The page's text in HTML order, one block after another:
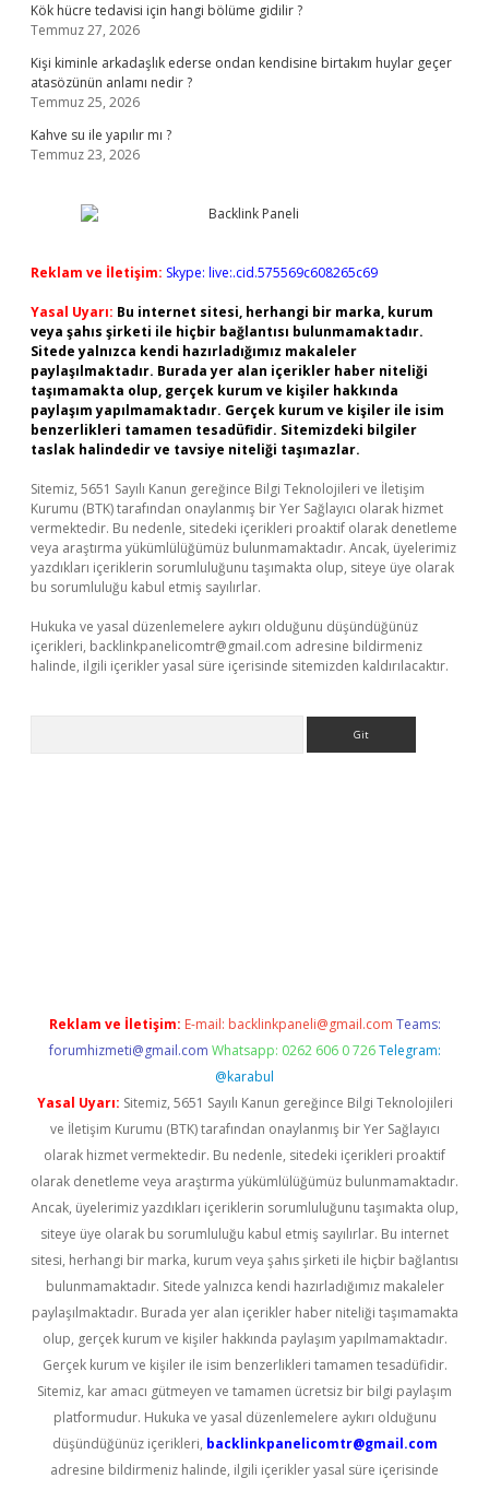
Kök hücre tedavisi için hangi bölüme gidilir ?
Temmuz 27, 2026
Kişi kiminle arkadaşlık ederse ondan kendisine birtakım huylar geçer
atasözünün anlamı nedir ?
Temmuz 25, 2026
Kahve su ile yapılır mı ?
Temmuz 23, 2026
Reklam ve İletişim: Skype: live:.cid.575569c608265c69
Yasal Uyarı: Bu internet sitesi, herhangi bir marka, kurum
veya şahıs şirketi ile hiçbir bağlantısı bulunmamaktadır.
Sitede yalnızca kendi hazırladığımız makaleler
paylaşılmaktadır. Burada yer alan içerikler haber niteliği
taşımamakta olup, gerçek kurum ve kişiler hakkında
paylaşım yapılmamaktadır. Gerçek kurum ve kişiler ile isim
benzerlikleri tamamen tesadüfidir. Sitemizdeki bilgiler
taslak halindedir ve tavsiye niteliği taşımazlar.
Sitemiz, 5651 Sayılı Kanun gereğince Bilgi Teknolojileri ve İletişim
Kurumu (BTK) tarafından onaylanmış bir Yer Sağlayıcı olarak hizmet
vermektedir. Bu nedenle, sitedeki içerikleri proaktif olarak denetleme
veya araştırma yükümlülüğümüz bulunmamaktadır. Ancak, üyelerimiz
yazdıkları içeriklerin sorumluluğunu taşımakta olup, siteye üye olarak
bu sorumluluğu kabul etmiş sayılırlar.
Hukuka ve yasal düzenlemelere aykırı olduğunu düşündüğünüz
içerikleri, backlinkpanelicomtr@gmail.com adresine bildirmeniz
halinde, ilgili içerikler yasal süre içerisinde sitemizden kaldırılacaktır.
Reklam ve İletişim: E-mail: backlinkpaneli@gmail.com Teams:
forumhizmeti@gmail.com Whatsapp: 0262 606 0 726 Telegram:
@karabul
Yasal Uyarı: Sitemiz, 5651 Sayılı Kanun gereğince Bilgi Teknolojileri
ve İletişim Kurumu (BTK) tarafından onaylanmış bir Yer Sağlayıcı
olarak hizmet vermektedir. Bu nedenle, sitedeki içerikleri proaktif
olarak denetleme veya araştırma yükümlülüğümüz bulunmamaktadır.
Ancak, üyelerimiz yazdıkları içeriklerin sorumluluğunu taşımakta olup,
siteye üye olarak bu sorumluluğu kabul etmiş sayılırlar. Bu internet
sitesi, herhangi bir marka, kurum veya şahıs şirketi ile hiçbir bağlantısı
bulunmamaktadır. Sitede yalnızca kendi hazırladığımız makaleler
paylaşılmaktadır. Burada yer alan içerikler haber niteliği taşımamakta
olup, gerçek kurum ve kişiler hakkında paylaşım yapılmamaktadır.
Gerçek kurum ve kişiler ile isim benzerlikleri tamamen tesadüfidir.
Sitemiz, kar amacı gütmeyen ve tamamen ücretsiz bir bilgi paylaşım
platformudur. Hukuka ve yasal düzenlemelere aykırı olduğunu
düşündüğünüz içerikleri, backlinkpanelicomtr@gmail.com
adresine bildirmeniz halinde, ilgili içerikler yasal süre içerisinde